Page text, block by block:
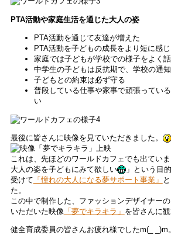
PTA活動や家庭生活を通じた大人の姿
PTA活動を通じて友達が増えた
PTA活動を子どもの成長をより短に感
家庭では子どもが学校での様子をよく
中学生の子どもは反抗期で、学校の通
子どもとの約束は必ず守る
普段している仕事や家事で頑張ってい
い
最後に皆さんに映像を見ていただきました。
これは、先ほどのワールドカフェでも出てい
大人の姿を子どもにみて欲しい
」という目
受けて 「憧れの大人になる夢サポート事業」
た。
この中で制作した、ファッションデザイナー
いただいた映像 「夢でキラキラ」 を皆さんに
健全育成委員の皆さんお疲れ様でしたm(_ _)m。